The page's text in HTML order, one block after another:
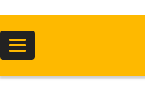
Toggle
navigation